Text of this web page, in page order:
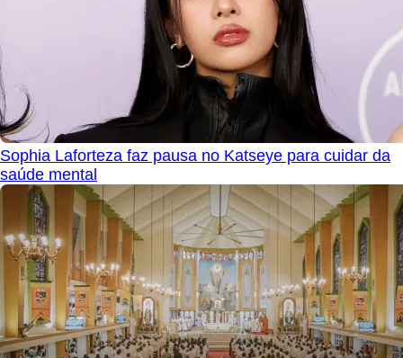
Sophia Laforteza faz pausa no Katseye para cuidar da
saúde mental